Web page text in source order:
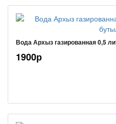
Вода Архыз газированная 0,5
1900р